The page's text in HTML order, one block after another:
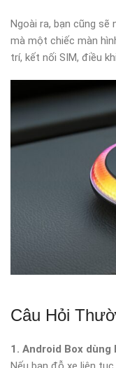
Ngoài ra, bạn cũng
mà một chiếc màn
trí, kết nối SIM, điều
Câu Hỏi
1. Android Box